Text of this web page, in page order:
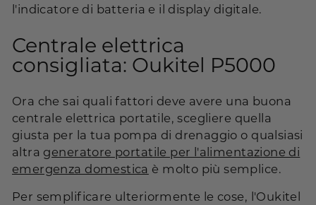
l'indicatore di batteria e il display digitale.
Centrale elettrica
consigliata: Oukitel P5000
Ora che sai quali fattori deve avere una buona
centrale elettrica portatile, scegliere quella
giusta per la tua pompa di drenaggio o qualsiasi
altra generatore portatile per l'alimentazione di
emergenza domestica è molto più semplice.
Per semplificare ulteriormente le cose, l'Oukitel